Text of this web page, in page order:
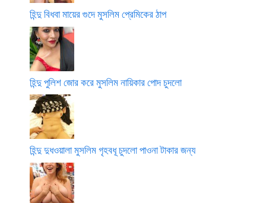
হিন্দু বিধবা মায়ের গুদে মুসলিম প্রেমিকের ঠাপ
হিন্দু পুলিশ জোর করে মুসলিম নায়িকার পোদ চুদলো
হিন্দু দুধওয়ালা মুসলিম গৃহবধূ চুদলো পাওনা টাকার জন্য